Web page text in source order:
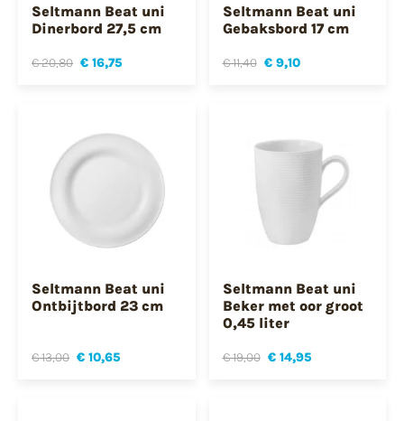
Seltmann Beat uni
Dinerbord 27,5 cm
€ 20,80 € 16,75
Seltmann Beat uni
Gebaksbord 17 cm
€ 11,40 € 9,10
Seltmann Beat uni
Ontbijtbord 23 cm
€ 13,00 € 10,65
Seltmann Beat uni
Beker met oor groot
0,45 liter
€ 19,00 € 14,95